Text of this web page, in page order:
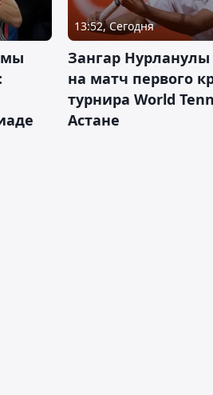
мы
13:52, Сегодня
Зангар
на матч первого
турнира World
Астане